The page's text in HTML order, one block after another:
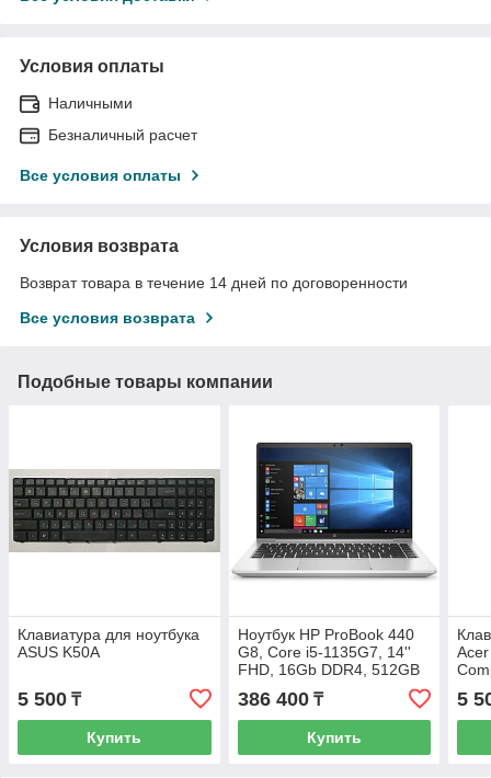
Условия оплаты
Наличными
Безналичный расчет
Все условия оплаты
Условия возврата
Возврат товара в течение 14 дней по договоренности
Все условия возврата
Подобные товары компании
Клавиатура для ноутбука
ASUS K50A
5 500 ₸
Купить
Ноутбук HP ProBook 440
G8, Core i5-1135G7, 14''
FHD, 16Gb DDR4, 512GB
386 400₸
Купить
5